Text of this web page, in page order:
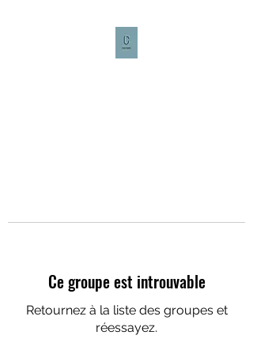
Ce groupe est introuvable
Retournez à la liste des groupes et
réessayez.